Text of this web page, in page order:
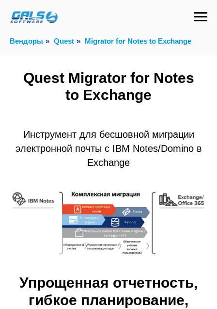
Вендоры » Quest » Migrator for Notes to Exchange
Quest Migrator for Notes
to Exchange
Инструмент для бесшовной миграции
электронной почты с IBM Notes/Domino в
Exchange
Упрощенная отчетность,
гибкое планирование,